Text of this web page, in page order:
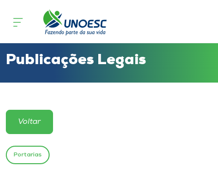
Cursos
Atendimento ao Estudante
Portal de Ensino
Publicações Legais
Voltar
Portarias